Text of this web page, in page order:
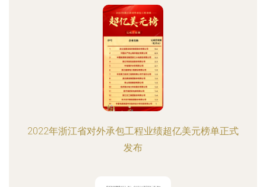
2022年浙江省对外承包工程业绩超亿美元榜单正式
发布